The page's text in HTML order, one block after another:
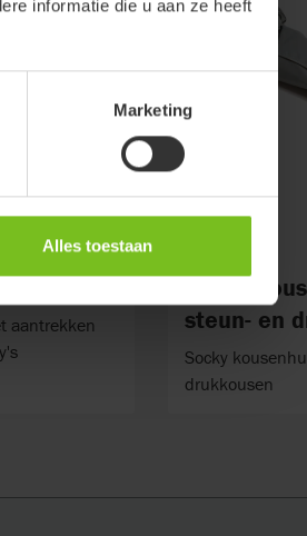
informatie die u aan ze heeft
Marketing
Alles toestaan
lang
aantrekken
Socky
steun- en
Socky
drukkousen